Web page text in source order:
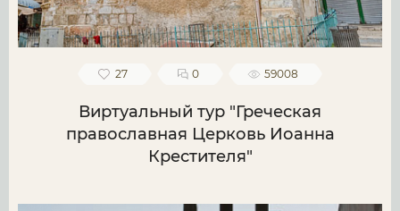
27 0 59008
Виртуальный тур "Греческая
православная Церковь Иоанна
Крестителя"